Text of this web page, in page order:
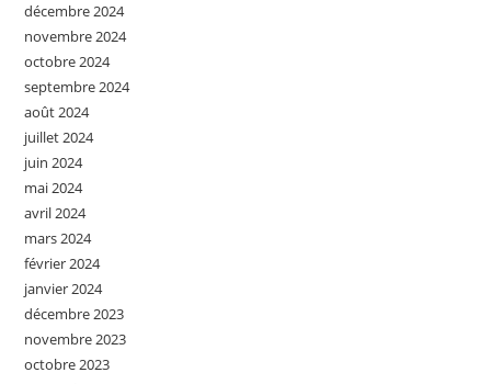
décembre 2024
novembre 2024
octobre 2024
septembre 2024
août 2024
juillet 2024
juin 2024
mai 2024
avril 2024
mars 2024
février 2024
janvier 2024
décembre 2023
novembre 2023
octobre 2023